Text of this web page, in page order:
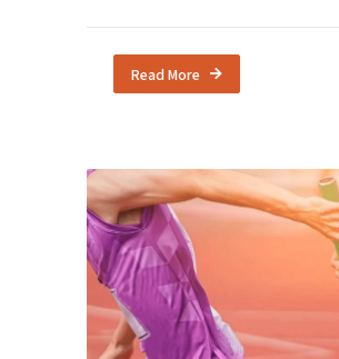
物成分；更在全球建立 23條公
料從哪裡來、當地種植社區就能
實，這些行動不僅確保品質穩定
Read More